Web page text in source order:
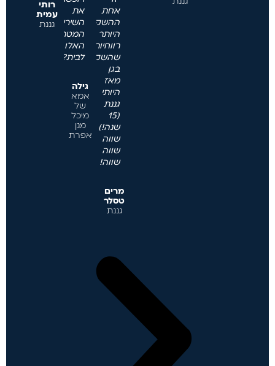
אחת
ההשקעות
היותר
רווחיות
שהשקעתי
בגן
מאז
היותי
גננת
(15
שנה!)
שווה
שווה
שווה!
מרים
טסלר
גננת
את
השירים
המטריפים
האלו
לבית?
גילה
אמא
של
מיכל
מגן
אפרת
רותי
עמית
גננת